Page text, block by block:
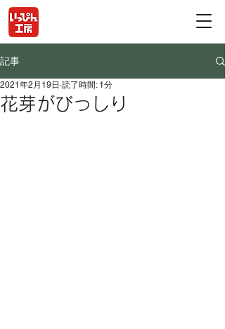
記事
花芽がびっしり
2021年2月19日 読了時間: 1分